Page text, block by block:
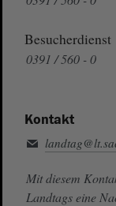
Besucherdienst
0391 / 560 - 0
Kontakt
Mit diesem
Landtags eine